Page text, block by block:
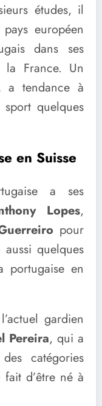
études, il
européen
dans ses
France. Un
a tendance à
quelques
en Suisse
a ses
Lopes,
pour
quelques
portugaise en
gardien
Pereira, qui a
catégories
d’être né à